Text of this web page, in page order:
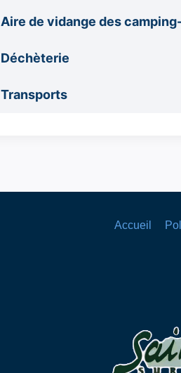
Aire de vidange des
Déchèterie
Transports
Accueil